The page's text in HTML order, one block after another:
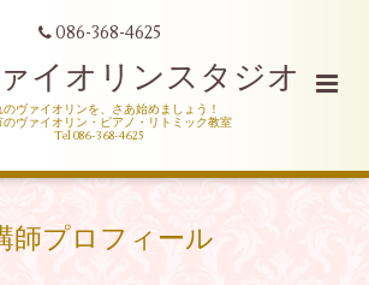
086-368-4625
イオリンスタジオ
のヴァイオリンを、さあ始めましょう！
のヴァイオリン・ピアノ・リトミック教室
Tel 086-368-4625
師プロフィール